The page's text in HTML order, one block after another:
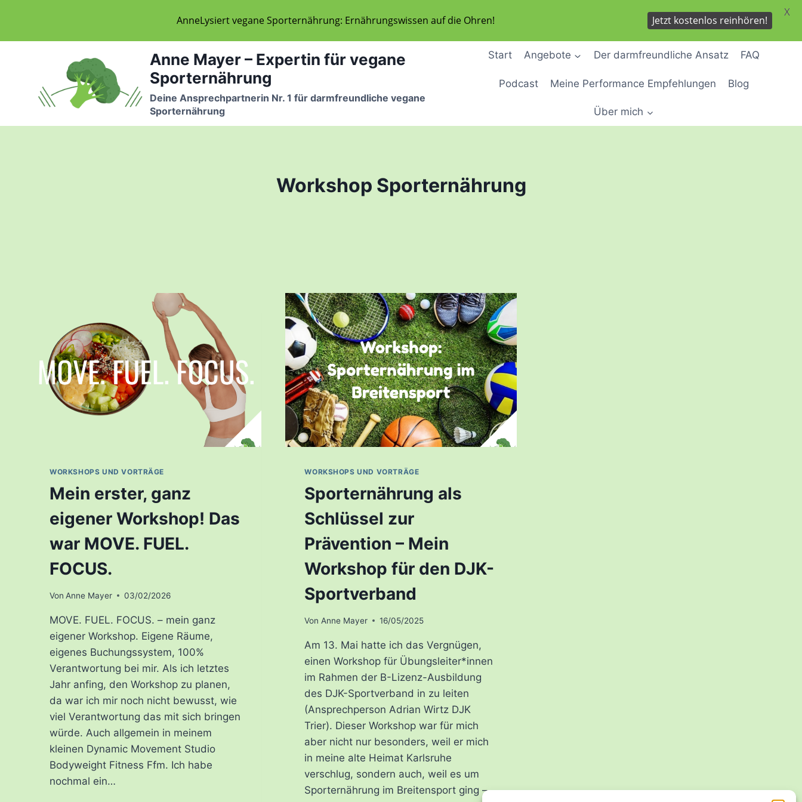
Anne Mayer – Expertin für vegane
Sporternährung
Deine Ansprechpartnerin Nr. 1 für darmfreundliche vegane
Sporternährung
Start Angebote Der darmfreundliche Ansatz FAQ
Podcast Meine Performance Empfehlungen Blog
Über mich
Workshop Sporternährung
WORKSHOPS UND VORTRÄGE
Mein erster, ganz
eigener Workshop! Das
war MOVE. FUEL.
FOCUS.
Von Anne Mayer 03/02/2026
MOVE. FUEL. FOCUS. – mein ganz
eigener Workshop. Eigene Räume,
eigenes Buchungssystem, 100%
Verantwortung bei mir. Als ich letztes
Jahr anfing, den Workshop zu planen,
da war ich mir noch nicht bewusst, wie
viel Verantwortung das mit sich bringen
würde. Auch allgemein in meinem
kleinen Dynamic Movement Studio
Bodyweight Fitness Ffm. Ich habe
nochmal ein…
WORKSHOPS UND VORTRÄGE
Sporternährung als
Schlüssel zur
Prävention – Mein
Workshop für den DJK-
Sportverband
Von Anne Mayer 16/05/2025
Am 13. Mai hatte ich das Vergnügen,
einen Workshop für Übungsleiter*innen
im Rahmen der B-Lizenz-Ausbildung
des DJK-Sportverband in zu leiten
(Ansprechperson Adrian Wirtz DJK
Trier). Dieser Workshop war für mich
aber nicht nur besonders, weil er mich
in meine alte Heimat Karlsruhe
verschlug, sondern auch, weil es um
Sporternährung im Breitensport ging –
AnneLysiert vegane Sporternährung: Ernährungswissen auf die Ohren! Jetzt kostenlos reinhören!
X